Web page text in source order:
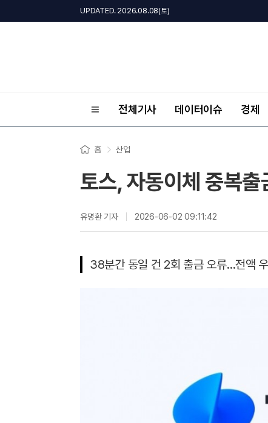
UPDATED. 2026.08.08(토)
전체기사 데이터이슈 경제
홈 산업
토스, 자동이체 중복
유명환 기자 2026-06-02 09:11:42
38분간 동일 건 2회 출금 오류…전액